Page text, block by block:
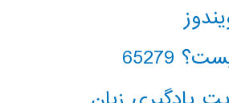
65279